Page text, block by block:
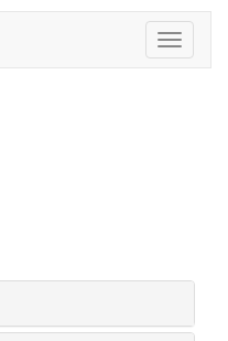
Toggle